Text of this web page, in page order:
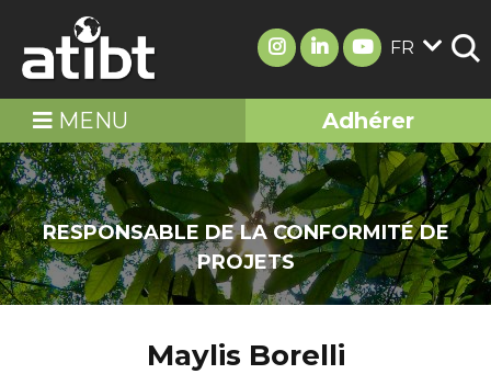
FR
MENU Adhérer
RESPONSABLE DE LA CONFORMITÉ DE
PROJETS
Maylis Borelli